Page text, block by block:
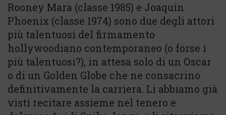
Rooney Mara (classe 1985) e Joaquin
Phoenix (classe 1974) sono due degli attori
più talentuosi del firmamento
hollywoodiano contemporaneo (o forse i
più talentuosi?), in attesa solo di un Oscar
o di un Golden Globe che ne consacrino
definitivamente la carriera. Li abbiamo già
visti recitare assieme nel tenero e